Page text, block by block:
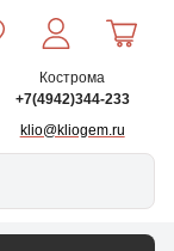
Кострома
+7(4942)344-233
klio@kliogem.ru